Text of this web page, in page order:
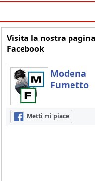
Visita la nostra pagina
Facebook
Modena
Fumetto
Metti mi piace